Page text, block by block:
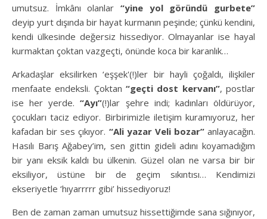
umutsuz. İmkânı olanlar “yine yol göründü gurbete”
deyip yurt dışında bir hayat kurmanın peşinde; çünkü kendini,
kendi ülkesinde değersiz hissediyor. Olmayanlar ise hayal
kurmaktan çoktan vazgeçti, önünde koca bir karanlık…
Arkadaşlar eksilirken ‘eşşek'(!)ler bir hayli çoğaldı, ilişkiler
menfaate endeksli. Çoktan “geçti dost kervanı”, postlar
ise her yerde.“Ayı”(!)lar şehre indi; kadınları öldürüyor,
çocukları taciz ediyor. Birbirimizle iletişim kuramıyoruz, her
kafadan bir ses çıkıyor. “Ali yazar Veli bozar”anlayacağın.
Hasılı Barış Ağabey’im, sen gittin gideli adını koyamadığım
bir yanı eksik kaldı bu ülkenin. Güzel olan ne varsa bir bir
eksiliyor, üstüne bir de geçim sıkıntısı… Kendimizi
ekseriyetle ‘hıyarrrrr gibi’ hissediyoruz!
Ben de zaman zaman umutsuz hissettiğimde sana sığınıyor,